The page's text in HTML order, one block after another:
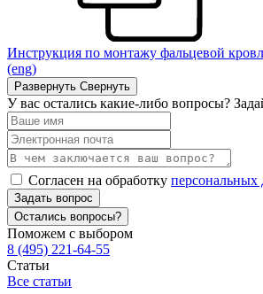
Инструкция по монтажу фальцевой
(eng)
Развернуть Свернуть
У вас остались какие-либо вопросы?
Согласен на обработку персональных
Задать вопрос
Остались вопросы?
Поможем с выбором
8 (495) 221-64-55
Статьи
Все статьи